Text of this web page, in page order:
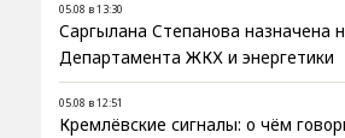
05.08 в 13:30
Саргылана Степанова назначена
Департамента ЖКХ и энергетики
05.08 в 12:51
Кремлёвские сигналы: о чём